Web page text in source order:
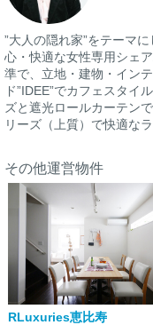
”大人の隠れ家”をテーマ
心・快適な女性専用シェ
準で、立地・建物・イン
ド”IDEE”でカフェスタイ
ズと遮光ロールカーテン
リーズ（上質）で快適な
その他運営物件
RLuxuries恵比寿